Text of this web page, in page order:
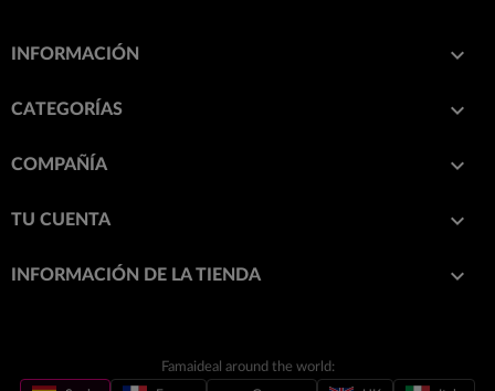
INFORMACIÓN 
CATEGORÍAS 
COMPAÑÍA 
TU CUENTA 
INFORMACIÓN DE LA TIENDA keyboard_arrow_down
Famaideal around the world: